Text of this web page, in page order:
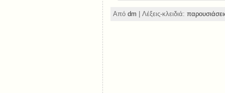
Από dm | Λέξεις-κλειδιά: